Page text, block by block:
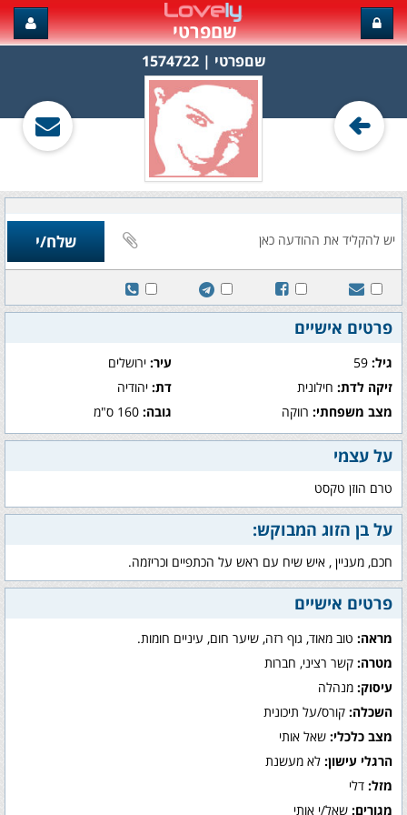
שםפרטי
שםפרטי‏ | 1574722
פרטים אישיים
גיל: עיר:ירושלים
זיקה לדת: חילונית דת:יהודיה
מצב משפחתי: רווקה גובה:160 ס"מ
על עצמי
טרם הוזן טקסט
על בן הזוג המבוקש:
חכם, מעניין , איש שיח עם ראש על הכתפיים וכריזמה.
פרטים אישיים
מראה: טוב מאוד, גוף רזה, שיער חום, עיניים חומות.
מטרה: קשר רציני, חברות
עיסוק: מנהלה
השכלה: קורס/על תיכונית
מצב כלכלי: שאל אותי
הרגלי עישון: לא מעשנת
מזל: דלי
מגורים: שאל/י אותי